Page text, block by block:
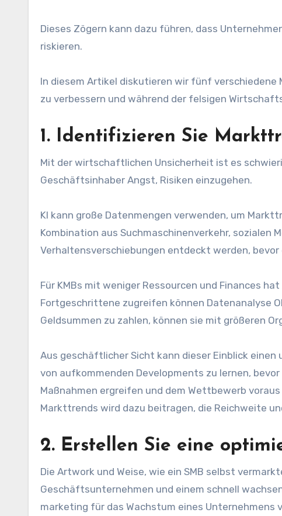
Dieses Zögern kann dazu führen, dass
riskieren.
In diesem Artikel diskutieren wir fünf verschiedene
zu verbessern und während der felsigen
1. Identifizieren Sie
Mit der wirtschaftlichen Unsicherheit ist es
Geschäftsinhaber Angst, Risiken einzugehen.
KI kann große Datenmengen verwenden, um
Kombination aus Suchmaschinenverkehr, sozialen
Verhaltensverschiebungen entdeckt werden,
Für KMBs mit weniger Ressourcen und Finances
Fortgeschrittene zugreifen können Datenanalyse
Geldsummen zu zahlen, können sie mit größeren
Aus geschäftlicher Sicht kann dieser Einblick einen
von aufkommenden Developments zu lernen,
Maßnahmen ergreifen und dem Wettbewerb
Markttrends wird dazu beitragen, die Reichweite
2. Erstellen Sie eine
Die Artwork und Weise, wie ein SMB selbst
Geschäftsunternehmen und einem schnell
marketing für das Wachstum eines